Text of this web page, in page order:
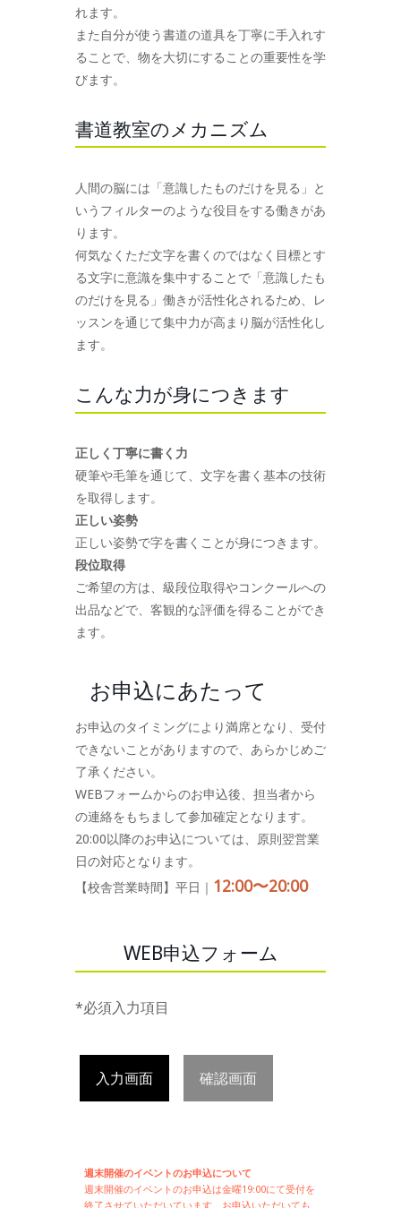
れます。
また自分が使う書道の道具を丁寧に手入れす
ることで、物を大切にすることの重要性を学
びます。
書道教室のメカニズム
人間の脳には「意識したものだけを見る」と
いうフィルターのような役目をする働きがあ
ります。
何気なくただ文字を書くのではなく目標とす
る文字に意識を集中することで「意識したも
のだけを見る」働きが活性化されるため、レ
ッスンを通じて集中力が高まり脳が活性化し
ます。
こんな力が身につきます
正しく丁寧に書く力
硬筆や毛筆を通じて、文字を書く基本の技術
を取得します。
正しい姿勢
正しい姿勢で字を書くことが身につきます。
段位取得
ご希望の方は、級段位取得やコンクールへの
出品などで、客観的な評価を得ることができ
ます。
お申込にあたって
お申込のタイミングにより満席となり、受付
できないことがありますので、あらかじめご
了承ください。
WEBフォームからのお申込後、担当者から
の連絡をもちまして参加確定となります。
20:00以降のお申込については、原則翌営業
日の対応となります。
【校舎営業時間】平日｜ 12:00〜20:00
WEB申込フォーム
*必須入力項目
入力画面 確認画面
週末開催のイベントのお申込について
週末開催のイベントのお申込は金曜19:00にて受付を
終了させていただいています。お申込いただいても